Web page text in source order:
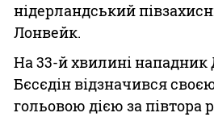
нідерландський
Лонвейк.
На 33-й хвилині
Бєсєдін відзначився
гольовою дією за півтора